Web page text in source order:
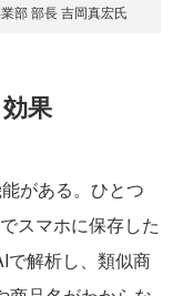
部 部長 吉岡真宏氏
果
がある。ひとつ
スマホに保存した
で解析し、類似商